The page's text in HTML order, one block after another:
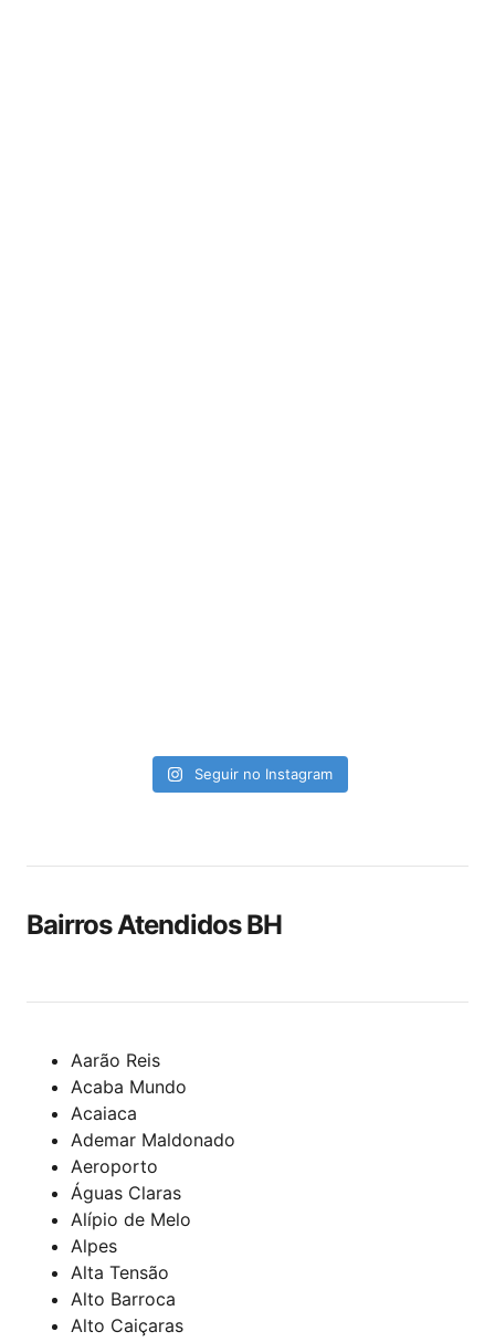
Seguir no Instagram
Bairros Atendidos BH
Aarão Reis
Acaba Mundo
Acaiaca
Ademar Maldonado
Aeroporto
Águas Claras
Alípio de Melo
Alpes
Alta Tensão
Alto Barroca
Alto Caiçaras